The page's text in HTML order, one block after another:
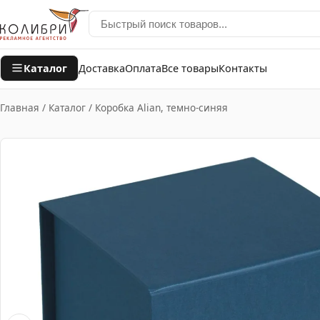
Каталог ДоставкаОплатаВсе товарыКонтакты
Главная / Каталог / Коробка Alian, темно-синяя